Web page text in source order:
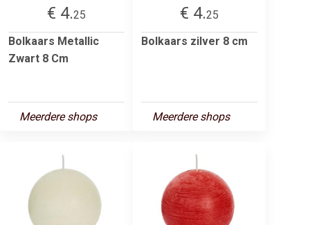
€ 4.25
Bolkaars Metallic
Zwart 8 Cm
Meerdere shops
€ 4.25
Bolkaars zilver 8 cm
Meerdere shops